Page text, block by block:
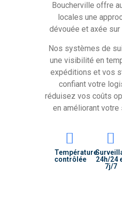
Boucherville offre
locales une
dévouée et axée
Nos systèmes de
une visibilité en
expéditions et vos
confiant votre
réduisez vos coûts
en améliorant votre
Température
contrôlée
24h/24
7j/7